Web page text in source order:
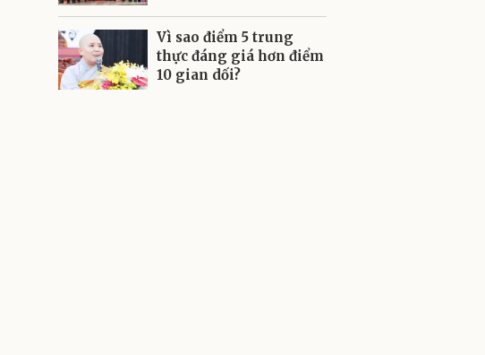
Vì sao điểm 5 trung
thực đáng giá hơn điểm
10 gian dối?